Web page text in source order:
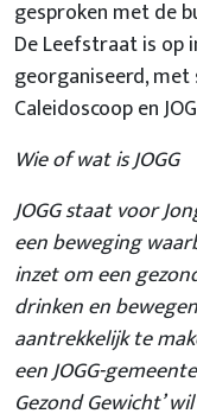
gesproken met de
De Leefstraat is op
georganiseerd, met
Caleidoscoop en
Wie of wat is JOGG
JOGG staat voor
een beweging
inzet om een
drinken en
aantrekkelijk te
een JOGG-
Gezond Gewicht’